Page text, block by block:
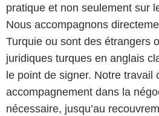
pratique et non seulement sur
Nous accompagnons
Turquie ou sont des étrangers
juridiques turques en anglais
le point de signer. Notre
accompagnement dans la
nécessaire, jusqu’au